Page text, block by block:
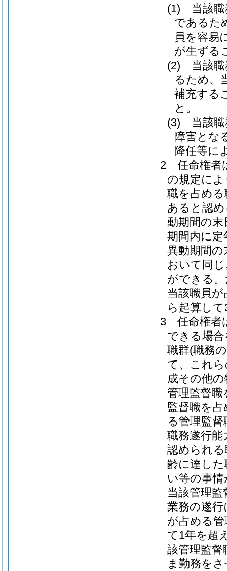
(1)
当該
であるた
員を容易
が生ずる
(2)
当該
るため、
補充する
と。
(3)
当該
障害とな
降任等に
2
任命権者
の規定に
職を占め
あると認
動期間の
期間内に
異動期間
おいて同じ
ができる。
当該職員
ら起算し
3
任命権者
できる場
職群(職務
て、これ
成その他
管理監督
監督職を
る管理監
職務遂行
認められる
齢に達し
い等の事
当該管理
業務の遂
が占める
て1年を超
該管理監
ま勤務を